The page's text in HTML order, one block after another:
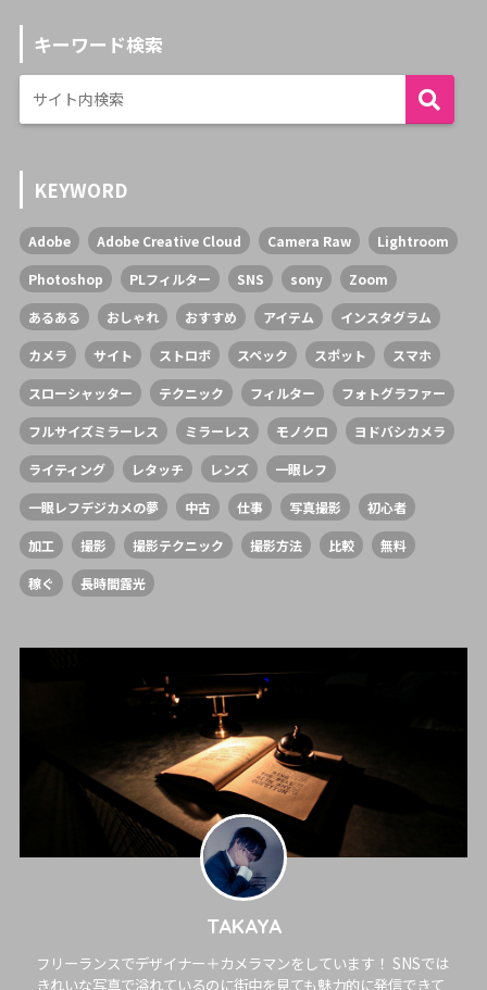
キーワード検索
KEYWORD
Adobe Adobe Creative Cloud Camera Raw Lightroom
Photoshop PLフィルター SNS sony Zoom
あるある おしゃれ おすすめ アイテム インスタグラム
カメラ サイト ストロボ スペック スポット スマホ
スローシャッター テクニック フィルター フォトグラファー
フルサイズミラーレス ミラーレス モノクロ ヨドバシカメラ
ライティング レタッチ レンズ 一眼レフ
一眼レフデジカメの夢 中古 仕事 写真撮影 初心者
加工 撮影 撮影テクニック 撮影方法 比較 無料
稼ぐ 長時間露光
TAKAYA
フリーランスでデザイナー＋カメラマンをしています！ SNSでは
きれいな写真で溢れているのに街中を見ても魅力的に発信できて